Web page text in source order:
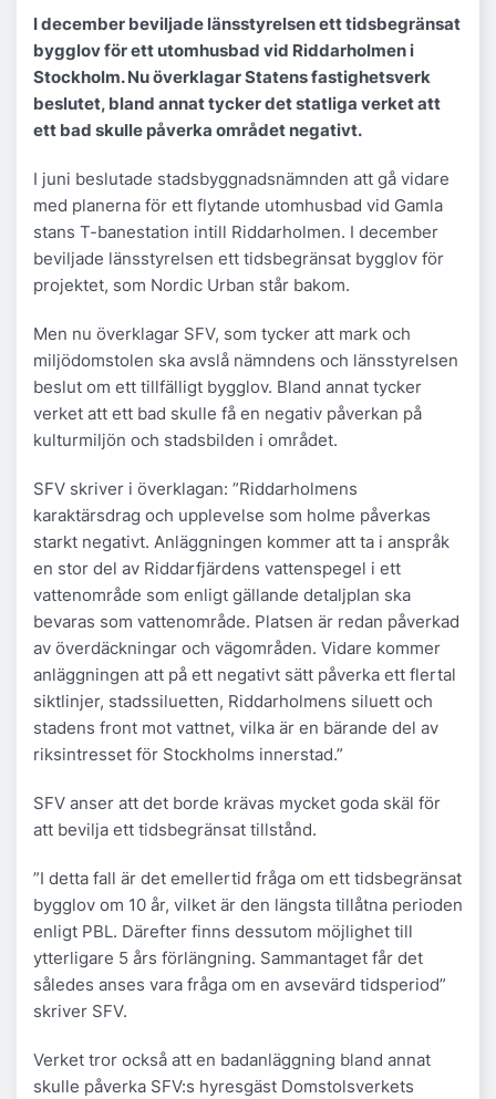
I december beviljade länsstyrelsen ett tidsbegränsat
bygglov för ett utomhusbad vid Riddarholmen i
Stockholm. Nu överklagar Statens fastighetsverk
beslutet, bland annat tycker det statliga verket att
ett bad skulle påverka området negativt.
I juni beslutade stadsbyggnadsnämnden att gå vidare
med planerna för ett flytande utomhusbad vid Gamla
stans T-banestation intill Riddarholmen. I december
beviljade länsstyrelsen ett tidsbegränsat bygglov för
projektet, som Nordic Urban står bakom.
Men nu överklagar SFV, som tycker att mark och
miljödomstolen ska avslå nämndens och länsstyrelsen
beslut om ett tillfälligt bygglov. Bland annat tycker
verket att ett bad skulle få en negativ påverkan på
kulturmiljön och stadsbilden i området.
SFV skriver i överklagan: ”Riddarholmens
karaktärsdrag och upplevelse som holme påverkas
starkt negativt. Anläggningen kommer att ta i anspråk
en stor del av Riddarfjärdens vattenspegel i ett
vattenområde som enligt gällande detaljplan ska
bevaras som vattenområde. Platsen är redan påverkad
av överdäckningar och vägområden. Vidare kommer
anläggningen att på ett negativt sätt påverka ett flertal
siktlinjer, stadssiluetten, Riddarholmens siluett och
stadens front mot vattnet, vilka är en bärande del av
riksintresset för Stockholms innerstad.”
SFV anser att det borde krävas mycket goda skäl för
att bevilja ett tidsbegränsat tillstånd.
”I detta fall är det emellertid fråga om ett tidsbegränsat
bygglov om 10 år, vilket är den längsta tillåtna perioden
enligt PBL. Därefter finns dessutom möjlighet till
ytterligare 5 års förlängning. Sammantaget får det
således anses vara fråga om en avsevärd tidsperiod”
skriver SFV.
Verket tror också att en badanläggning bland annat
skulle påverka SFV:s hyresgäst Domstolsverkets